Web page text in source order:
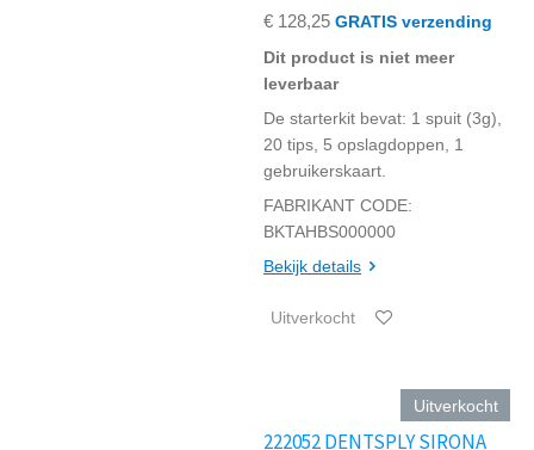
€ 128,25 GRATIS verzending
Dit product is niet meer
leverbaar
De starterkit bevat: 1 spuit (3g),
20 tips, 5 opslagdoppen, 1
gebruikerskaart.
FABRIKANT CODE:
BKTAHBS000000
Bekijk details
Uitverkocht
Uitverkocht
222052 DENTSPLY SIRONA